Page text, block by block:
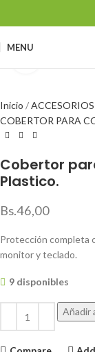
MENU
Inicio
COBERTOR PARA
Cobertor
Plastico.
Bs.46,00
Protección completa
monitor y teclado.
9 disponibles
Añadir